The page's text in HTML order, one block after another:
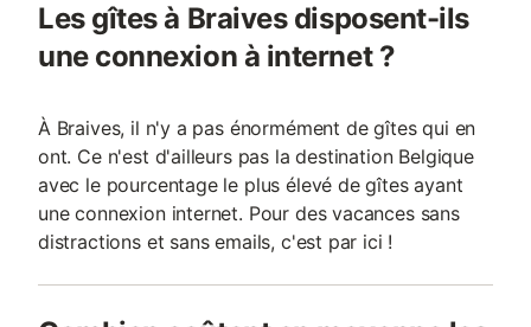
Les gîtes à Braives disposent-ils
une connexion à internet ?
À Braives, il n'y a pas énormément de gîtes qui en
ont. Ce n'est d'ailleurs pas la destination Belgique
avec le pourcentage le plus élevé de gîtes ayant
une connexion internet. Pour des vacances sans
distractions et sans emails, c'est par ici !